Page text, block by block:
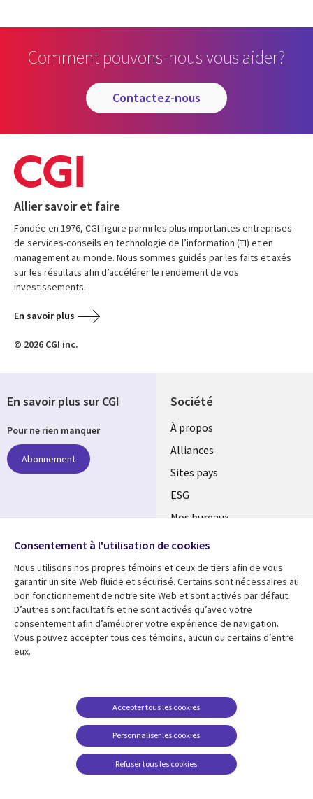
Comment pouvons-nous vous aider?
contactez-nous
Allier savoir et faire
Fondée en 1976, CGI figure parmi les plus importantes entreprises
de services-conseils en technologie de l’information (TI) et en
management au monde. Nous sommes guidés par les faits et axés
sur les résultats afin d’accélérer le rendement de vos
investissements.
En savoir plus
© 2026 CGI inc.
Société
À propos
Alliances
Sites pays
ESG
Nos bureaux
Fusions
Salle de presse
Ressources
Articles
Baladodiffusions
Support
Restrictions et
conditions juridiques
Carrières FAQ
Centre de gestion des
témoins
En savoir plus sur CGI
Pour ne rien manquer
Abonnement
Social
Media
Global
FR
Consentement à l'utilisation de cookies
Nous utilisons nos propres témoins et ceux de tiers afin de vous
garantir un site Web fluide et sécurisé. Certains sont nécessaires au
bon fonctionnement de notre site Web et sont activés par défaut.
D’autres sont facultatifs et ne sont activés qu’avec votre
consentement afin d’améliorer votre expérience de navigation.
Vous pouvez accepter tous ces témoins, aucun ou certains d’entre
eux.
Personnaliser les cookies
Accepter tous les cookies
Refuser tous les cookies